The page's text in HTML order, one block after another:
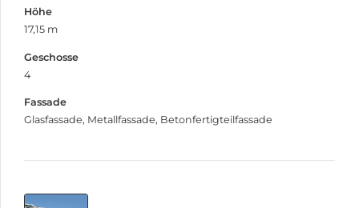
Höhe
17,15 m
Geschosse
4
Fassade
Glasfassade, Metallfassade, Betonfertigteilfassade